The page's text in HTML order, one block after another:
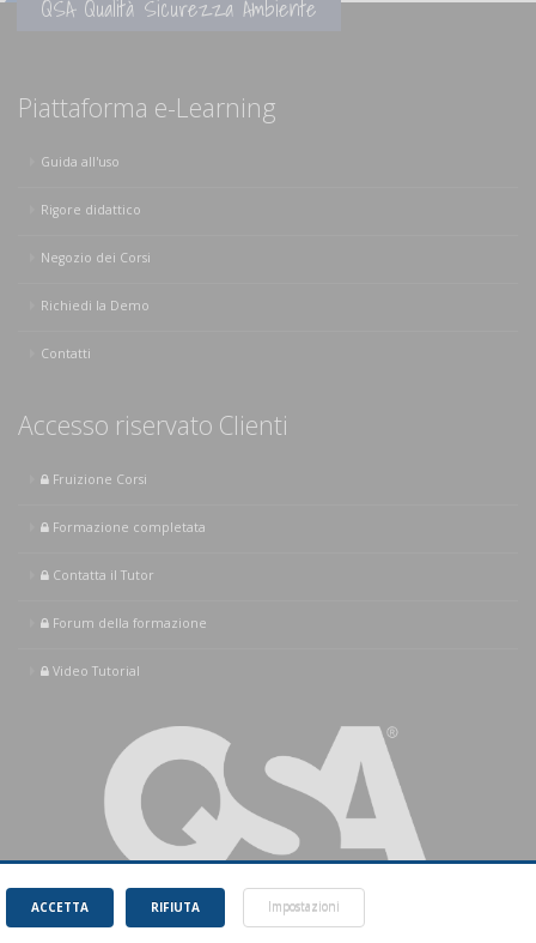
RIFIUTA
ACCETTA Impostazioni
QSA Qualità Sicurezza Ambiente
Piattaforma e-Learning
Guida all'uso
Rigore didattico
Negozio dei Corsi
Richiedi la Demo
Contatti
Accesso riservato Clienti
Fruizione Corsi
Formazione completata
Contatta il Tutor
Forum della formazione
Video Tutorial